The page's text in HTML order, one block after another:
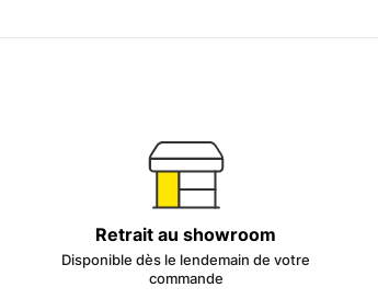
Retrait au showroom
Disponible dès le lendemain de votre
commande